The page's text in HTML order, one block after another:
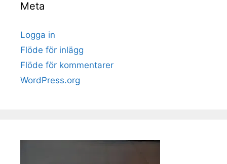
Meta
Logga in
Flöde för inlägg
Flöde för kommentarer
WordPress.org